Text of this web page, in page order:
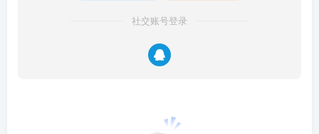
社交账号登录